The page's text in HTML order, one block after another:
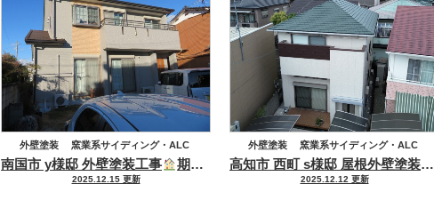
南国市 y様邸 外壁塗装工事 期待耐用年数30年以上 水溶性溶剤無機塗料 プレマテックス グランデ無機で施工しました
2025.12.15 更新
外壁塗装
窯業系サイディング・ALC
高意匠サイディング
高知市 西町 s様邸 屋根外壁塗装工事
2025.12.12 更新
外壁塗装
窯業系サイディング・ALC
屋根塗装
セメント瓦・洋風コンクリート瓦